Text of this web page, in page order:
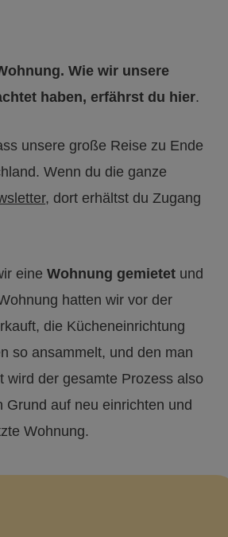
Wie wir unsere
haben, erfährst du hier.
unsere große Reise zu Ende
Wenn du die ganze
, dort erhältst du Zugang
eineWohnung gemietet und
hatten wir vor der
die Kücheneinrichtung
so ansammelt, und den man
wird der gesamte Prozess also
auf neu einrichten und
Wohnung.